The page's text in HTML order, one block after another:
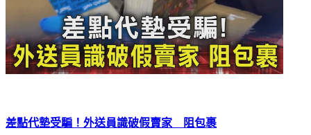
差點代墊受騙！外送員識破假賣家 阻包裹